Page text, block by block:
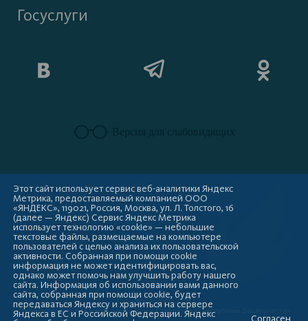
Госуслуги
Copyright © 2009-2026
Администрация городского округа город Стерлитамак Республики Башкортостан
Этот сайт использует сервис веб-аналитики Яндекс
Метрика, предоставляемый компанией ООО
«ЯНДЕКС», 119021, Россия, Москва, ул. Л. Толстого, 16
(далее — Яндекс) Сервис Яндекс Метрика
использует технологию «cookie» — небольшие
текстовые файлы, размещаемые на компьютере
пользователей с целью анализа их пользовательской
активности. Собранная при помощи cookie
информация не может идентифицировать вас,
однако может помочь нам улучшить работу нашего
сайта. Информация об использовании вами данного
сайта, собранная при помощи cookie, будет
передаваться Яндексу и храниться на сервере
Яндекса в ЕС и Российской Федерации. Яндекс
Согласен